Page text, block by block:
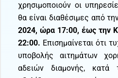
χρησιμοποιούν οι
θα είναι διαθέσιμες από
2024, ώρα 17:00, έως την
22:00. Επισημαίνεται ότι
υποβολής αιτημάτων
αδειών διαμονής,